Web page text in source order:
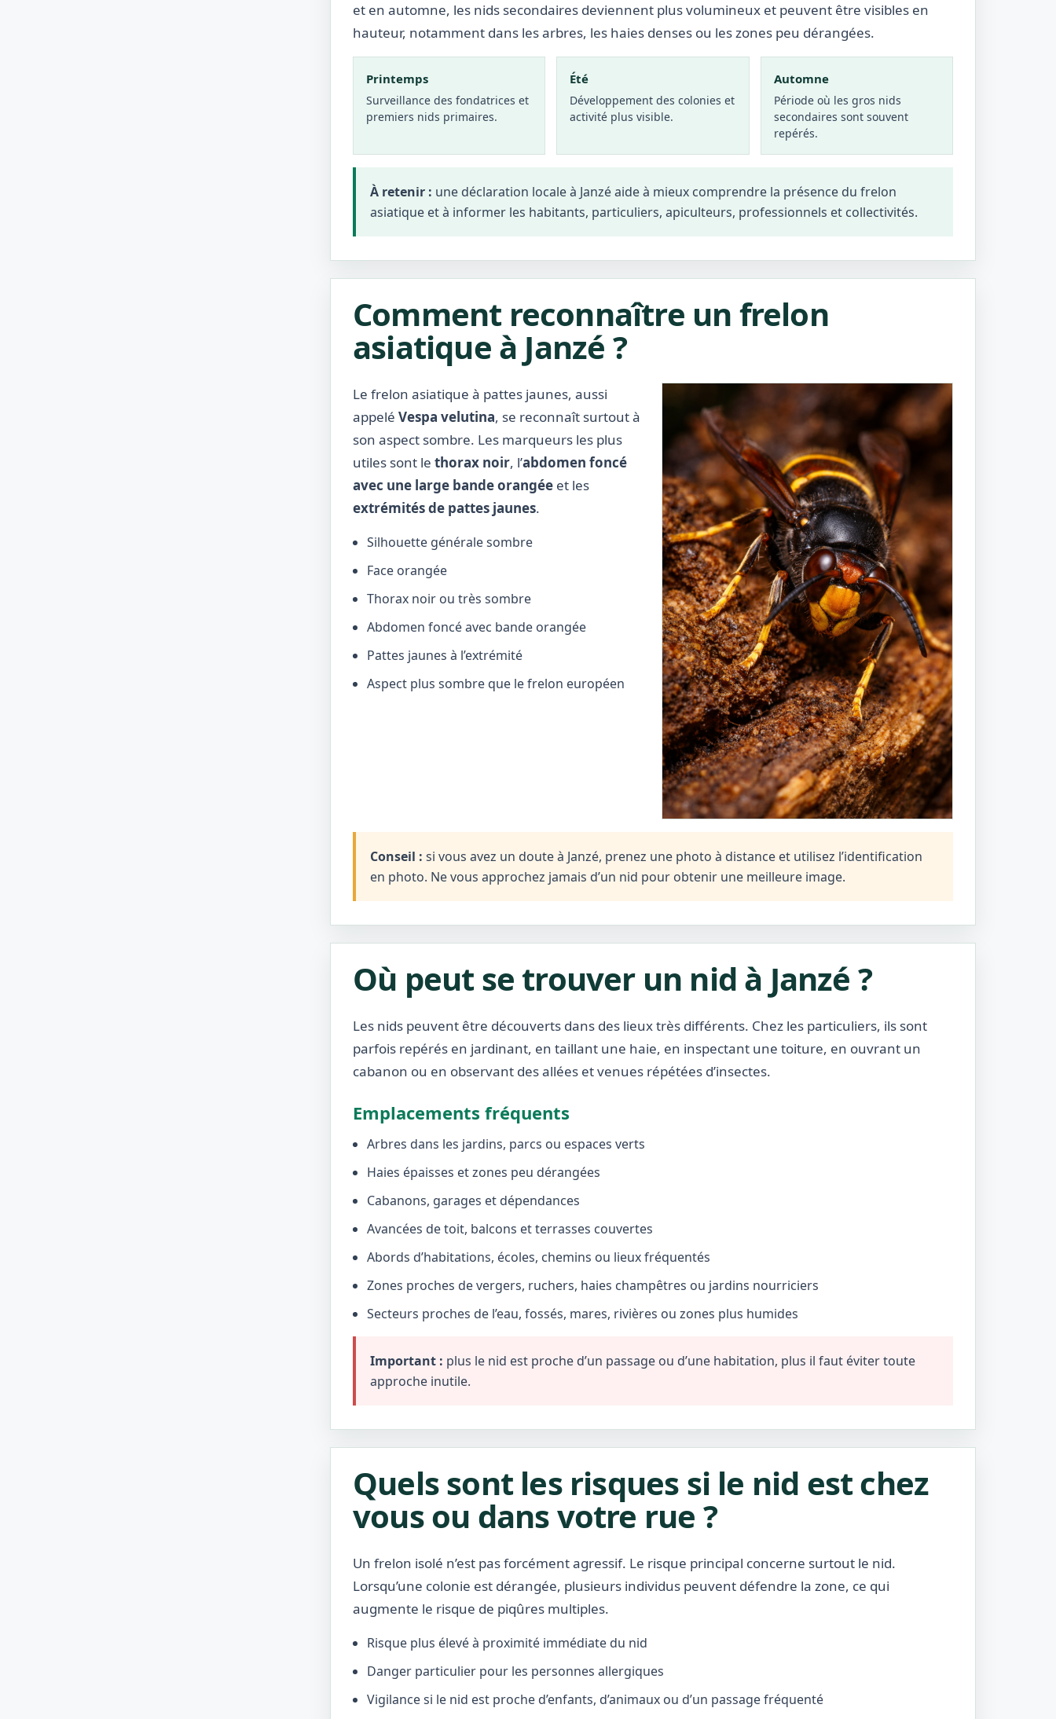
et en automne, les nids secondaires deviennent plus volumineux et peuvent être visibles en
hauteur, notamment dans les arbres, les haies denses ou les zones peu dérangées.
Printemps
Surveillance des fondatrices et
premiers nids primaires.
Été
Développement des colonies et
activité plus visible.
Automne
Période où les gros nids
secondaires sont souvent
repérés.
À retenir : une déclaration locale à Janzé aide à mieux comprendre la présence du frelon
asiatique et à informer les habitants, particuliers, apiculteurs, professionnels et collectivités.
Comment reconnaître un frelon
asiatique à Janzé ?
Le frelon asiatique à pattes jaunes, aussi
appelé Vespa velutina, se reconnaît surtout à
son aspect sombre. Les marqueurs les plus
utiles sont le thorax noir, l’abdomen foncé
avec une large bande orangée et les
extrémités de pattes jaunes.
Silhouette générale sombre
Face orangée
Thorax noir ou très sombre
Abdomen foncé avec bande orangée
Pattes jaunes à l’extrémité
Aspect plus sombre que le frelon européen
Conseil : si vous avez un doute à Janzé, prenez une photo à distance et utilisez l’identification
en photo. Ne vous approchez jamais d’un nid pour obtenir une meilleure image.
Où peut se trouver un nid à Janzé ?
Les nids peuvent être découverts dans des lieux très différents. Chez les particuliers, ils sont
parfois repérés en jardinant, en taillant une haie, en inspectant une toiture, en ouvrant un
cabanon ou en observant des allées et venues répétées d’insectes.
Emplacements fréquents
Arbres dans les jardins, parcs ou espaces verts
Haies épaisses et zones peu dérangées
Cabanons, garages et dépendances
Avancées de toit, balcons et terrasses couvertes
Abords d’habitations, écoles, chemins ou lieux fréquentés
Zones proches de vergers, ruchers, haies champêtres ou jardins nourriciers
Secteurs proches de l’eau, fossés, mares, rivières ou zones plus humides
Important : plus le nid est proche d’un passage ou d’une habitation, plus il faut éviter toute
approche inutile.
Quels sont les risques si le nid est chez
vous ou dans votre rue ?
Un frelon isolé n’est pas forcément agressif. Le risque principal concerne surtout le nid.
Lorsqu’une colonie est dérangée, plusieurs individus peuvent défendre la zone, ce qui
augmente le risque de piqûres multiples.
Risque plus élevé à proximité immédiate du nid
Danger particulier pour les personnes allergiques
Vigilance si le nid est proche d’enfants, d’animaux ou d’un passage fréquenté